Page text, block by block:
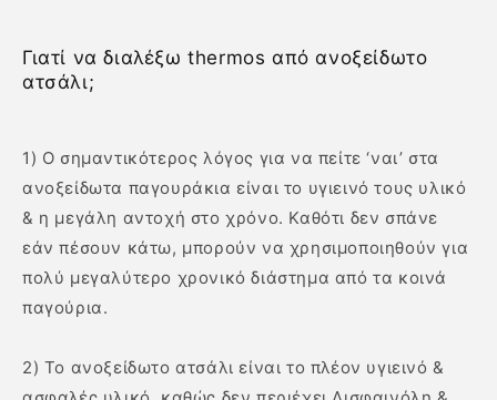
Γιατί να διαλέξω thermos από ανοξείδωτο
ατσάλι;
1) O σημαντικότερος λόγος για να πείτε ‘ναι’ στα
ανοξείδωτα παγουράκια είναι το υγιεινό τους υλικό
& η μεγάλη αντοχή στο χρόνο. Καθότι δεν σπάνε
εάν πέσουν κάτω, μπορούν να χρησιμοποιηθούν για
πολύ μεγαλύτερο χρονικό διάστημα από τα κοινά
παγούρια.
2) Το ανοξείδωτο ατσάλι είναι το πλέον υγιεινό &